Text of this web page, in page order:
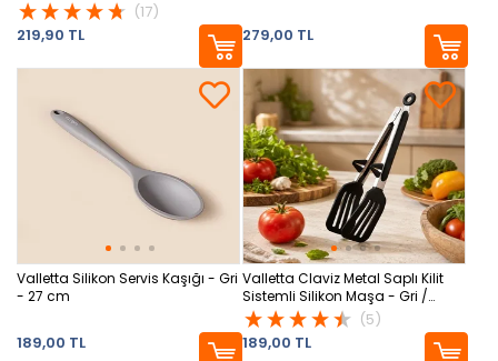
(17)
219,90 TL
279,00 TL
Valletta Silikon Servis Kaşığı - Gri
- 27 cm
189,00 TL
Valletta Claviz Metal Saplı Kilit
Sistemli Silikon Maşa - Gri /
Siyah
(5)
189,00 TL